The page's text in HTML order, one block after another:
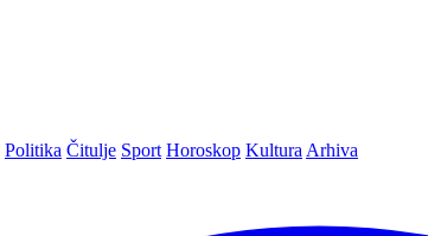
Politika Čitulje Sport Horoskop Kultura Arhiva